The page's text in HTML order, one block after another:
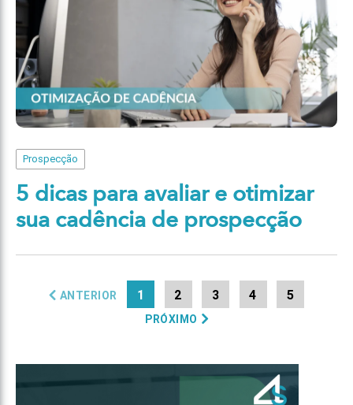
Prospecção
5 dicas para avaliar e otimizar
sua cadência de prospecção
ANTERIOR 1 2 3 4 5
PRÓXIMO